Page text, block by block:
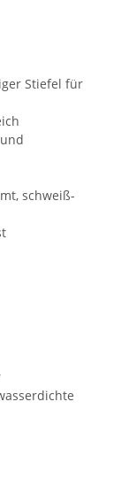
Stiefel für
schweiß-